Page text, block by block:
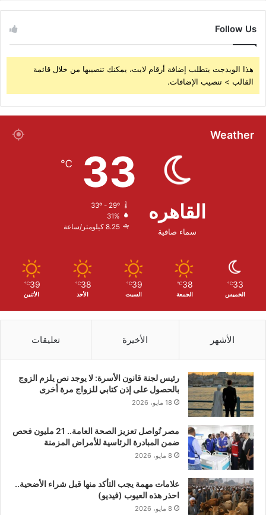
Follow Us
هذا الويدجت يتطلب إضافة أرقام لايت، يمكنك تنصيبها من خلال قائمة
القالب > تنصيب الإضافات.
Weather
القاهره
سماء صافية
33
℃
33º - 29º
31%
8.25 كيلومتر/ساعة
33
℃
الخميس
38
℃
الجمعة
39
℃
السبت
38
℃
الأحد
39
℃
الأثنين
الأشهر الأخيرة تعليقات
رئيس لجنة قانون الأسرة: لا يوجد نص يلزم الزوج
بالحصول على إذن كتابي للزواج مرة أخرى
18 مايو، 2026
مصر تُواصل تعزيز الصحة العامة.. 21 مليون فحص
ضمن المبادرة الرئاسية للأمراض المزمنة
8 مايو، 2026
علامات مهمة يجب التأكد منها قبل شراء الأضحية..
احذر هذه العيوب (فيديو)
8 مايو، 2026